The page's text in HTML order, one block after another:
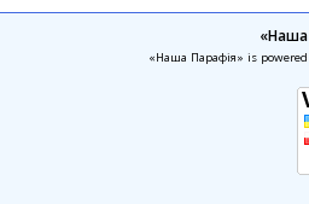
«Наша
«Наша Парафія» is